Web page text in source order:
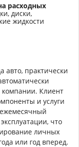
расходных
диски,
жидкости
авто, практически
Клиент
и услуги
что
личных
или год вперед.